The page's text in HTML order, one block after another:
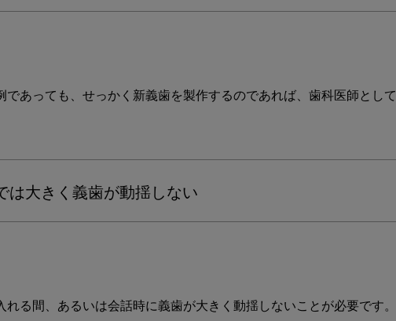
であっても、せっかく新義歯を製作するのであれば、歯科医師とし
大きく義歯が動揺しない
れる間、あるいは会話時に義歯が大きく動揺しないことが必要です